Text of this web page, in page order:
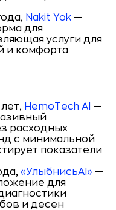
Nakit Yok —
для
услуги для
и комфорта
HemoTech AI —
расходных
с минимальной
показатели
«УлыбнисьAI» —
для
и десен